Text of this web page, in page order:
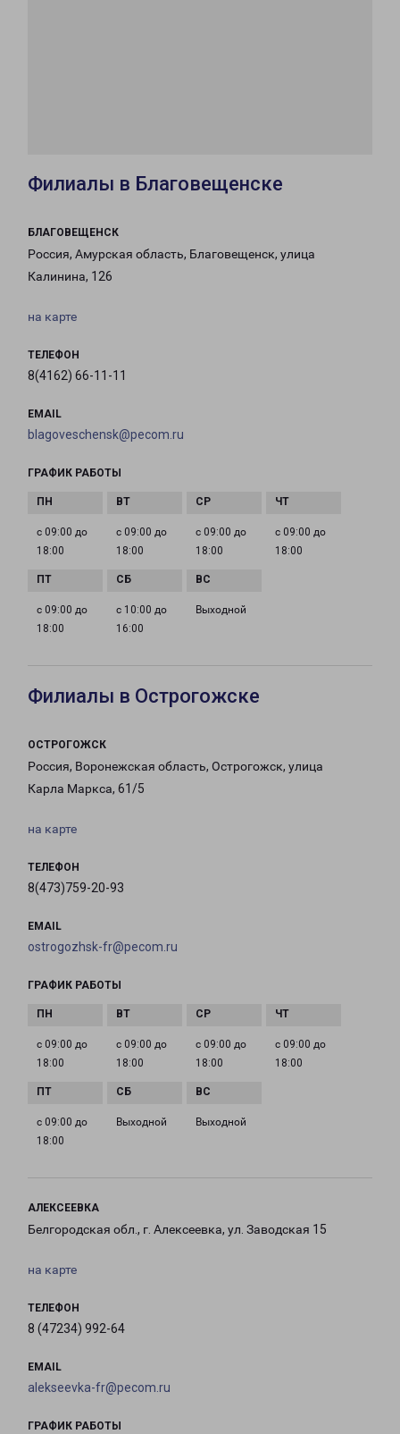
Филиалы в Благовещенске
БЛАГОВЕЩЕНСК
Россия, Амурская область, Благовещенск, улица
Калинина, 126
на карте
ТЕЛЕФОН
8(4162) 66-11-11
EMAIL
blagoveschensk@pecom.ru
ГРАФИК РАБОТЫ
с 09:00 до
18:00
с 09:00 до
18:00
с 09:00 до
18:00
с 09:00 до
18:00
с 09:00 до
18:00
с 10:00 до
16:00
Выходной
Филиалы в Острогожске
ОСТРОГОЖСК
Россия, Воронежская область, Острогожск, улица
Карла Маркса, 61/5
на карте
ТЕЛЕФОН
8(473)759-20-93
EMAIL
ostrogozhsk-fr@pecom.ru
ГРАФИК РАБОТЫ
с 09:00 до
18:00
с 09:00 до
18:00
с 09:00 до
18:00
с 09:00 до
18:00
с 09:00 до
18:00
Выходной Выходной
АЛЕКСЕЕВКА
Белгородская обл., г. Алексеевка, ул. Заводская 15
на карте
ТЕЛЕФОН
8 (47234) 992-64
EMAIL
alekseevka-fr@pecom.ru
ГРАФИК РАБОТЫ